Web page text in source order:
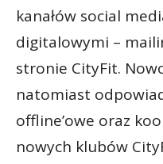
kanałów social
digitalowymi –
stronie CityFit.
natomiast
offline’owe oraz
nowych klubów